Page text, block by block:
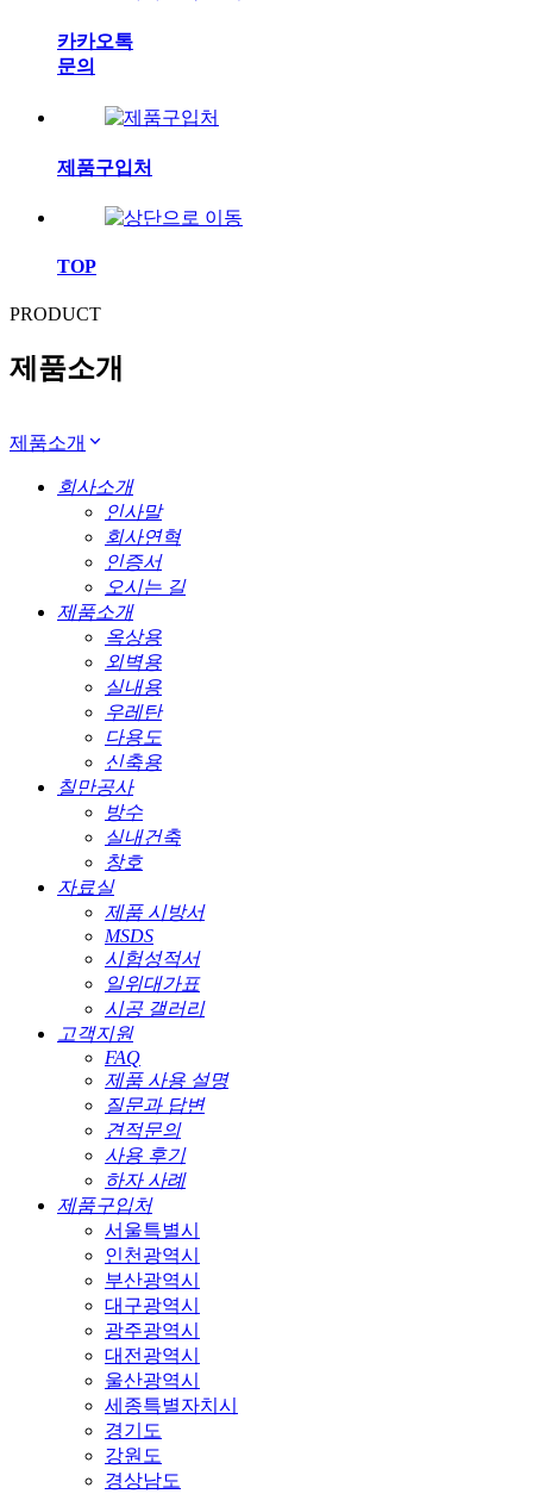
카카오톡
문의
제품구입처
TOP
PRODUCT
제품소개
제품소개
회사소개
인사말
회사연혁
인증서
오시는 길
제품소개
옥상용
외벽용
실내용
우레탄
다용도
신축용
칠만공사
방수
실내건축
창호
자료실
제품 시방서
MSDS
시험성적서
일위대가표
시공 갤러리
고객지원
FAQ
제품 사용 설명
질문과 답변
견적문의
사용 후기
하자 사례
제품구입처
서울특별시
인천광역시
부산광역시
대구광역시
광주광역시
대전광역시
울산광역시
세종특별자치시
경기도
강원도
경상남도